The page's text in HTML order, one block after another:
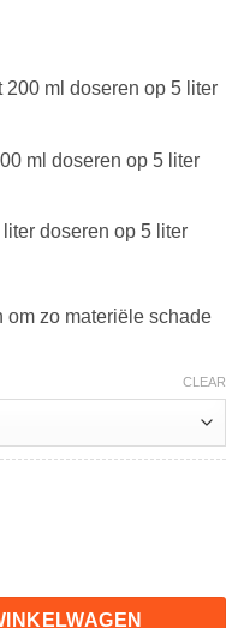
ml doseren op 5 liter
ml doseren op 5 liter
doseren op 5 liter
om zo materiële schade
CLEAR